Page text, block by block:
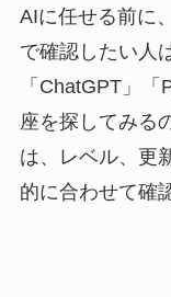
AIに任せる前に
で確認したい人
「ChatGPT」
座を探してみる
は、レベル、更
的に合わせて確